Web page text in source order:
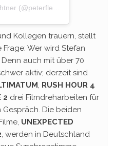
Kollegen trauern, stellt
Wer wird Stefan
auch mit über 70
aktiv; derzeit sind
, RUSH HOUR 4
2 drei Filmdreharbeiten für
Die beiden
UNEXPECTED
, werden in Deutschland